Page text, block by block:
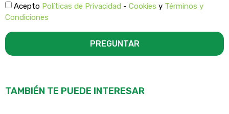
Acepto Políticas de Privacidad - Cookies y Términos y
Condiciones
PREGUNTAR
TAMBIÉN TE PUEDE INTERESAR